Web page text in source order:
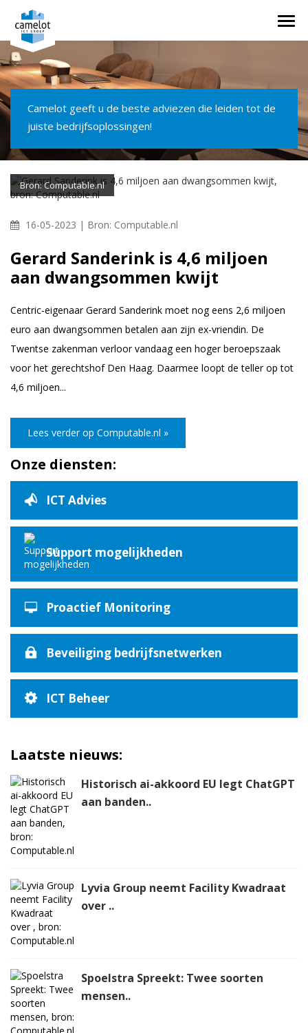
Camelot geeft u de beste adviezen die leiden tot de
juiste bedrijfsoplossingen!
Bron: Computable.nl
16-05-2023 | Bron: Computable.nl
Gerard Sanderink is 4,6 miljoen
aan dwangsommen kwijt
Centric-eigenaar Gerard Sanderink moet nog eens 2,6 miljoen
euro aan dwangsommen betalen aan zijn ex-vriendin. De
Twentse zakenman verloor vandaag een hoger beroepszaak
voor het gerechtshof Den Haag. Daarmee loopt de teller op tot
4,6 miljoen...
Lees verder op Computable.nl »
Onze diensten:
ICT Advies
Support mogelijkheden
Proactief Monitoring
Beveiliging bedrijfsnetwerken
ICT Beheer
Laatste nieuws:
Historisch ai-akkoord EU legt ChatGPT
aan banden..
Lyvia Group neemt Facility Kwadraat
over ..
Spoelstra Spreekt: Twee soorten
mensen..